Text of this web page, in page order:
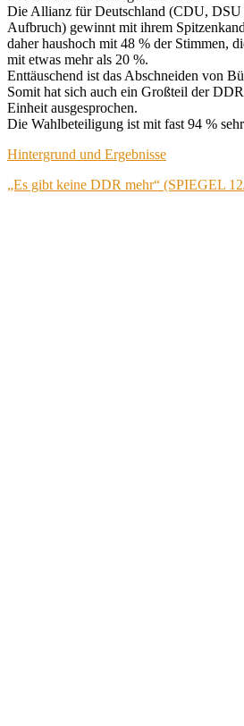
Die Allianz für Deutschland (CDU, DSU
Aufbruch) gewinnt mit ihrem
daher haushoch mit 48 % der Stimmen,
mit etwas mehr als 20 %.
Enttäuschend ist das Abschneiden von
Somit hat sich auch ein Großteil der
Einheit ausgesprochen.
Die Wahlbeteiligung ist mit fast 94 %
Hintergrund und Ergebnisse
„Es gibt keine DDR mehr“ (SPIEGEL